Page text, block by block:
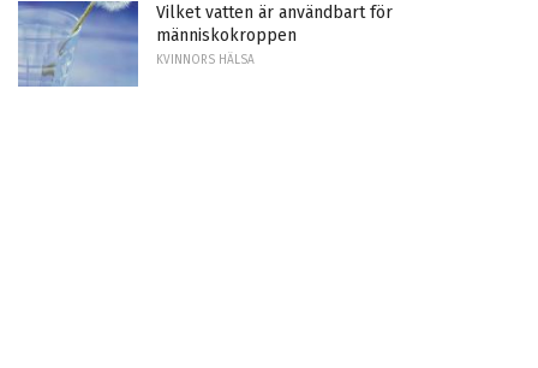
Vilket vatten är användbart för
människokroppen
KVINNORS HÄLSA